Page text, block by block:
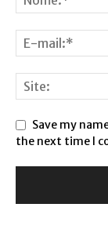
Save my
the next time I